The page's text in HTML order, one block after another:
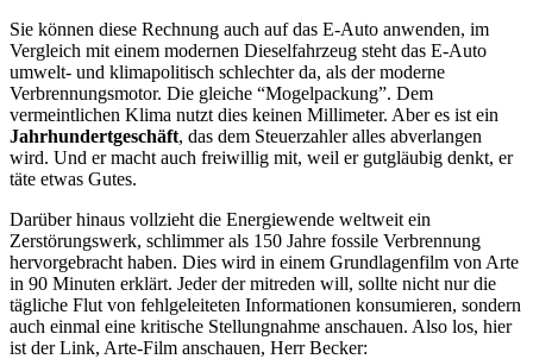
Sie können diese Rechnung auch auf das E-Auto anwenden, im
Vergleich mit einem modernen Dieselfahrzeug steht das E-Auto
umwelt- und klimapolitisch schlechter da, als der moderne
Verbrennungsmotor. Die gleiche “Mogelpackung”. Dem
vermeintlichen Klima nutzt dies keinen Millimeter. Aber es ist ein
Jahrhundertgeschäft, das dem Steuerzahler alles abverlangen
wird. Und er macht auch freiwillig mit, weil er gutgläubig denkt, er
täte etwas Gutes.
Darüber hinaus vollzieht die Energiewende weltweit ein
Zerstörungswerk, schlimmer als 150 Jahre fossile Verbrennung
hervorgebracht haben. Dies wird in einem Grundlagenfilm von Arte
in 90 Minuten erklärt. Jeder der mitreden will, sollte nicht nur die
tägliche Flut von fehlgeleiteten Informationen konsumieren, sondern
auch einmal eine kritische Stellungnahme anschauen. Also los, hier
ist der Link, Arte-Film anschauen, Herr Becker: